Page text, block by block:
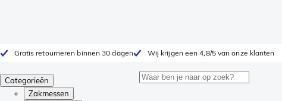
Gratis retourneren binnen 30 dagen Wij krijgen een 4,8/5 van onze klanten
Categorieën
Zakmessen